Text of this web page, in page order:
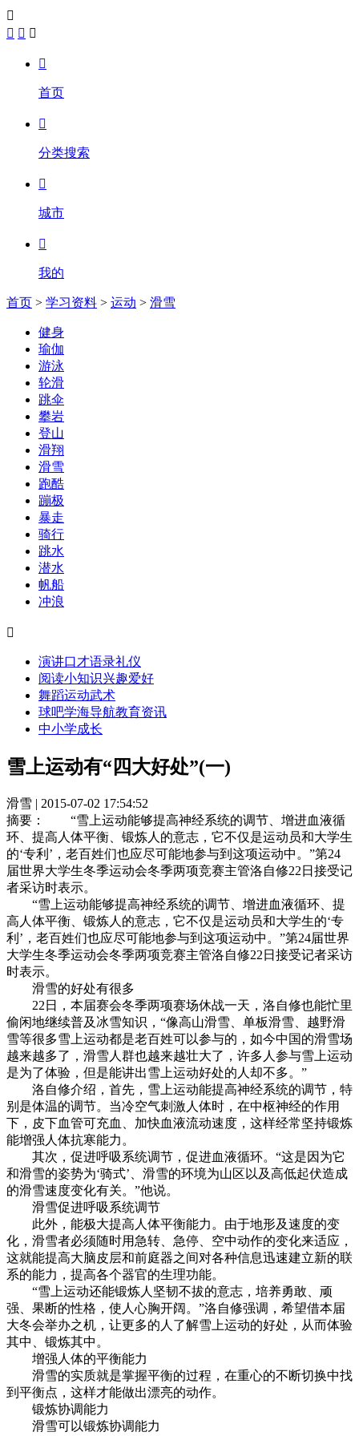

  

首页

分类搜索

城市

我的
首页 > 学习资料 > 运动 > 滑雪
健身
瑜伽
游泳
轮滑
跳伞
攀岩
登山
滑翔
滑雪
跑酷
蹦极
暴走
骑行
跳水
潜水
帆船
冲浪

演讲口才语录礼仪
阅读小知识兴趣爱好
舞蹈运动武术
球吧学海导航教育资讯
中小学成长
雪上运动有“四大好处”(一)
滑雪 | 2015-07-02 17:54:52
摘要：
“雪上运动能够提高神经系统的调节、增进血液循
环、提高人体平衡、锻炼人的意志，它不仅是运动员和大学生
的‘专利’，老百姓们也应尽可能地参与到这项运动中。”第24
届世界大学生冬季运动会冬季两项竞赛主管洛自修22日接受记
者采访时表示。
“雪上运动能够提高神经系统的调节、增进血液循环、提
高人体平衡、锻炼人的意志，它不仅是运动员和大学生的‘专
利’，老百姓们也应尽可能地参与到这项运动中。”第24届世界
大学生冬季运动会冬季两项竞赛主管洛自修22日接受记者采访
时表示。
滑雪的好处有很多
22日，本届赛会冬季两项赛场休战一天，洛自修也能忙里
偷闲地继续普及冰雪知识，“像高山滑雪、单板滑雪、越野滑
雪等很多雪上运动都是老百姓可以参与的，如今中国的滑雪场
越来越多了，滑雪人群也越来越壮大了，许多人参与雪上运动
是为了体验，但是能讲出雪上运动好处的人却不多。”
洛自修介绍，首先，雪上运动能提高神经系统的调节，特
别是体温的调节。当冷空气刺激人体时，在中枢神经的作用
下，皮下血管可充血、加快血液流动速度，这样经常坚持锻炼
能增强人体抗寒能力。
其次，促进呼吸系统调节，促进血液循环。“这是因为它
和滑雪的姿势为‘骑式’、滑雪的环境为山区以及高低起伏造成
的滑雪速度变化有关。”他说。
滑雪促进呼吸系统调节
此外，能极大提高人体平衡能力。由于地形及速度的变
化，滑雪者必须随时用急转、急停、空中动作的变化来适应，
这就能提高大脑皮层和前庭器之间对各种信息迅速建立新的联
系的能力，提高各个器官的生理功能。
“雪上运动还能锻炼人坚韧不拔的意志，培养勇敢、顽
强、果断的性格，使人心胸开阔。”洛自修强调，希望借本届
大冬会举办之机，让更多的人了解雪上运动的好处，从而体验
其中、锻炼其中。
增强人体的平衡能力
滑雪的实质就是掌握平衡的过程，在重心的不断切换中找
到平衡点，这样才能做出漂亮的动作。
锻炼协调能力
滑雪可以锻炼协调能力